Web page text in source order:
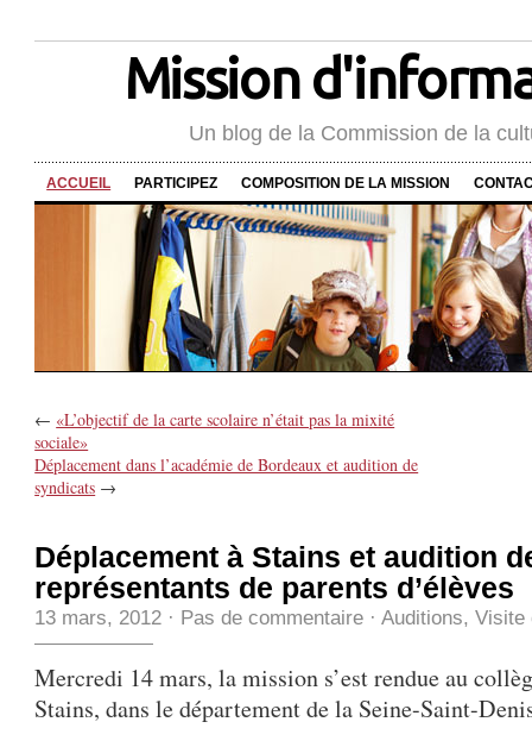
Mission
Un blog de la Commission de la
ACCUEIL PARTICIPEZ COMPOSITION DE LA MISSION
← «L’objectif de la carte scolaire n’était pas la mixité
sociale»
Déplacement dans l’académie de Bordeaux et audition de
syndicats →
Déplacement à Stains et audition
représentants de parents d’élèves
13 mars, 2012 · Pas de commentaire ·Auditions,Visite
Mercredi 14 mars, la mission s’est rendue au
Stains, dans le département de la Seine-Saint-